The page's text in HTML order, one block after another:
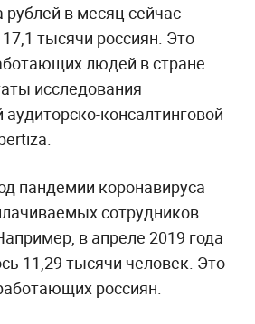
в месяц сейчас
тысячи россиян. Это
людей в стране.
исследования
консалтинговой
пандемии коронавируса
сотрудников
в апреле 2019 года
11,29 тысячи человек. Это
россиян.